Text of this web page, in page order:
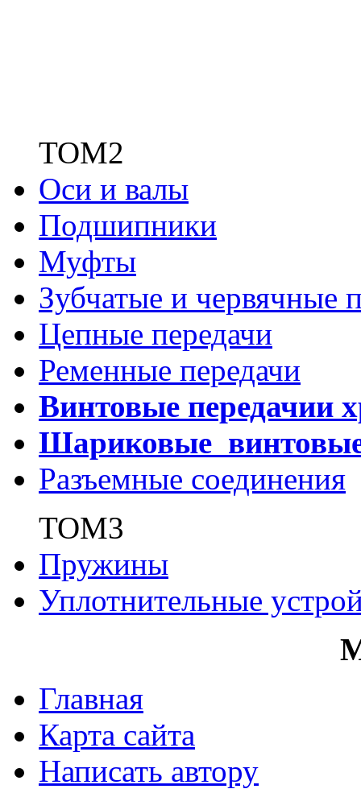
ТОМ2
Оси и валы
Подшипники
Муфты
Зубчатые и червячные
Цепные передачи
Ременные передачи
Винтовые передачии
Шариковые
Разъемные соединения
ТОМ3
Пружины
Уплотнительные
Главная
Карта сайта
Написать автору